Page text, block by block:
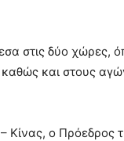
στις δύο χώρες,
και στους
Κίνας, ο Πρόεδρος